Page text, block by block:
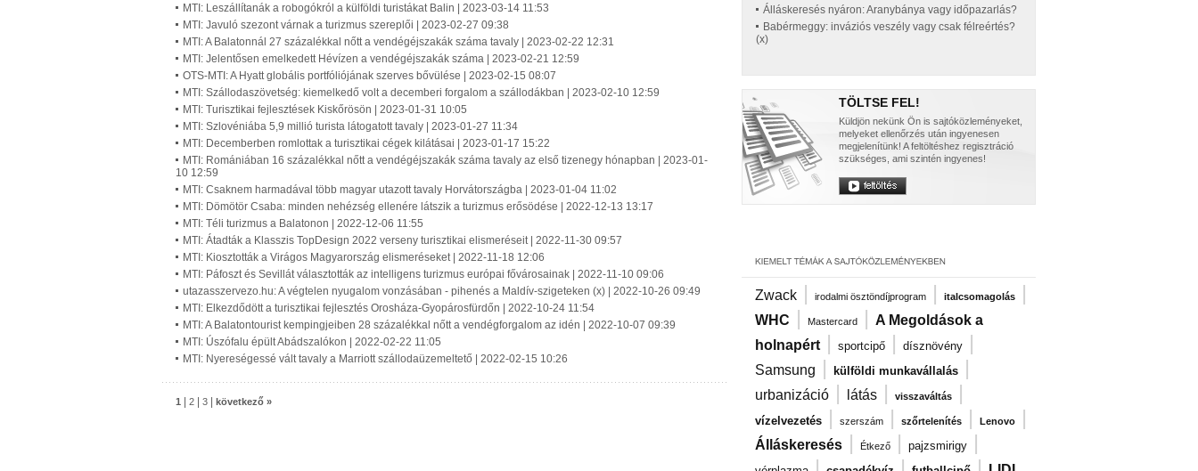
MTI: Leszállítanák a robogókról a külföldi turistákat Balin | 2023-03-14 11:53
MTI: Javuló szezont várnak a turizmus szereplői | 2023-02-27 09:38
MTI: A Balatonnál 27 százalékkal nőtt a vendégéjszakák száma tavaly | 2023-02-22 12:31
MTI: Jelentősen emelkedett Hévízen a vendégéjszakák száma | 2023-02-21 12:59
OTS-MTI: A Hyatt globális portfóliójának szerves bővülése | 2023-02-15 08:07
MTI: Szállodaszövetség: kiemelkedő volt a decemberi forgalom a szállodákban | 2023-02-10 12:59
MTI: Turisztikai fejlesztések Kiskőrösön | 2023-01-31 10:05
MTI: Szlovéniába 5,9 millió turista látogatott tavaly | 2023-01-27 11:34
MTI: Decemberben romlottak a turisztikai cégek kilátásai | 2023-01-17 15:22
MTI: Romániában 16 százalékkal nőtt a vendégéjszakák száma tavaly az első tizenegy hónapban | 2023-01-
10 12:59
MTI: Csaknem harmadával több magyar utazott tavaly Horvátországba | 2023-01-04 11:02
MTI: Dömötör Csaba: minden nehézség ellenére látszik a turizmus erősödése | 2022-12-13 13:17
MTI: Téli turizmus a Balatonon | 2022-12-06 11:55
MTI: Átadták a Klasszis TopDesign 2022 verseny turisztikai elismeréseit | 2022-11-30 09:57
MTI: Kiosztották a Virágos Magyarország elismeréseket | 2022-11-18 12:06
MTI: Páfoszt és Sevillát választották az intelligens turizmus európai fővárosainak | 2022-11-10 09:06
utazasszervezo.hu: A végtelen nyugalom vonzásában - pihenés a Maldív-szigeteken (x) | 2022-10-26 09:49
MTI: Elkezdődött a turisztikai fejlesztés Orosháza-Gyopárosfürdőn | 2022-10-24 11:54
MTI: A Balatontourist kempingjeiben 28 százalékkal nőtt a vendégforgalom az idén | 2022-10-07 09:39
MTI: Úszófalu épült Abádszalókon | 2022-02-22 11:05
MTI: Nyereségessé vált tavaly a Marriott szállodaüzemeltető | 2022-02-15 10:26
1 2 3 következő »
Álláskeresés nyáron: Aranybánya vagy időpazarlás?
Babérmeggy: inváziós veszély vagy csak félreértés?
(x)
TÖLTSE FEL!
Küldjön nekünk Ön is sajtóközleményeket,
melyeket ellenőrzés után ingyenesen
megjelenítünk! A feltöltéshez regisztráció
szükséges, ami szintén ingyenes!
Zwack | irodalmi ösztöndíjprogram | italcsomagolás |
WHC | Mastercard | A Megoldások a
holnapért | sportcipő | dísznövény |
Samsung | külföldi munkavállalás |
urbanizáció | látás | visszaváltás |
vízelvezetés | szerszám | szőrtelenítés | Lenovo |
Álláskeresés | Étkező | pajzsmirigy |